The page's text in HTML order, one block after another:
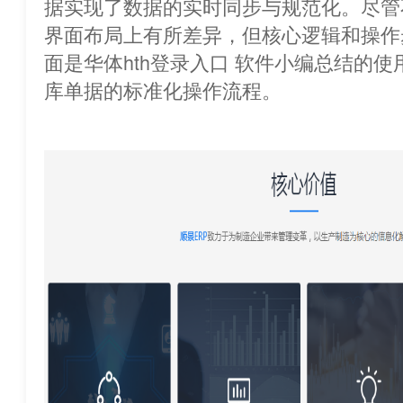
据实现了数据的实时同步与规范化。尽
界面布局上有所差异，但核心逻辑和操
面是华体hth登录入口 软件小编总结的
库单据的标准化操作流程。